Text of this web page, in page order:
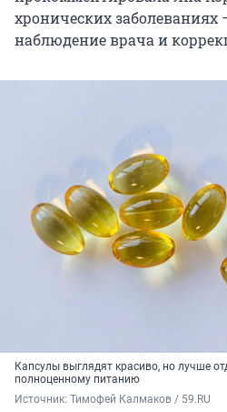
хронических заболеваниях
наблюдение врача и
Капсулы выглядят красиво, но лучше
полноценному питанию
Источник: Тимофей Калмаков / 59.RU